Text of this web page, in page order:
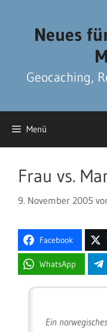
Neues
Geocaching,
Menü
Frau vs.
9. November 2005
Facebook
WhatsApp
Ein